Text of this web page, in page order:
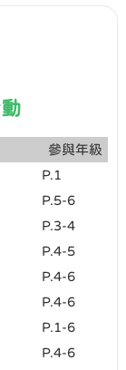
參與年級
P.1
P.5-6
P.3-4
P.4-5
P.4-6
P.4-6
P.1-6
P.4-6